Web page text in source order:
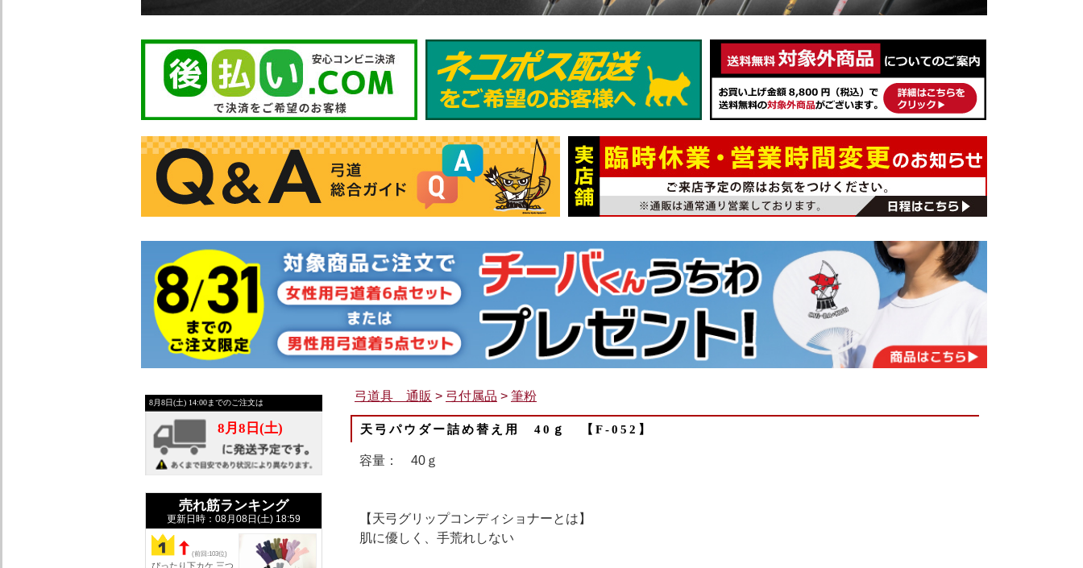
弓道具 通販 > 弓付属品 > 筆粉
天弓パウダー詰め替え用 40ｇ 【F-052】
容量： 40ｇ
【天弓グリップコンディショナーとは】
肌に優しく、手荒れしない